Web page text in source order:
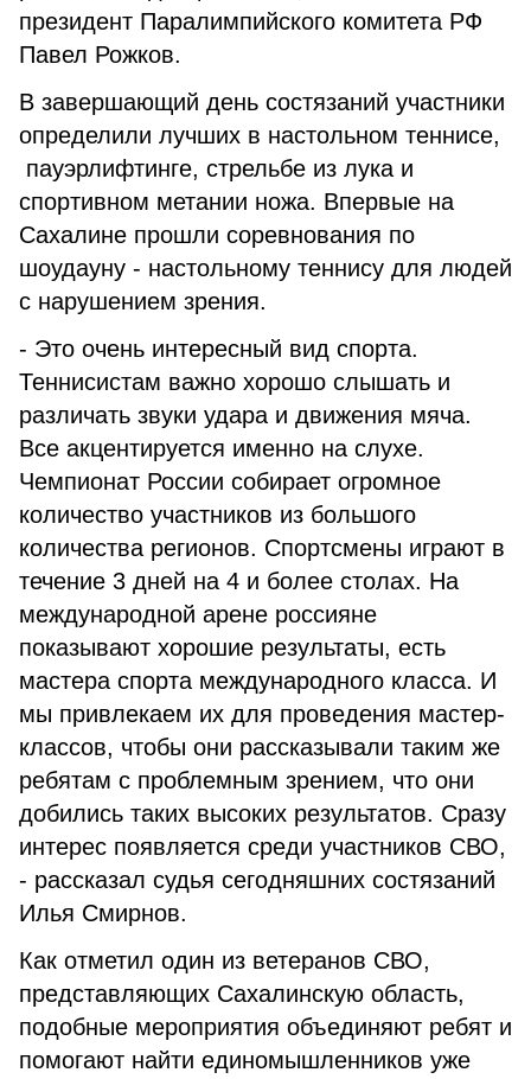
президент Паралимпийского комитета РФ
Павел Рожков.
В завершающий день состязаний участники
определили лучших в настольном теннисе,
пауэрлифтинге, стрельбе из лука и
спортивном метании ножа. Впервые на
Сахалине прошли соревнования по
шоудауну - настольному теннису для людей
с нарушением зрения.
- Это очень интересный вид спорта.
Теннисистам важно хорошо слышать и
различать звуки удара и движения мяча.
Все акцентируется именно на слухе.
Чемпионат России собирает огромное
количество участников из большого
количества регионов. Спортсмены играют в
течение 3 дней на 4 и более столах. На
международной арене россияне
показывают хорошие результаты, есть
мастера спорта международного класса. И
мы привлекаем их для проведения мастер-
классов, чтобы они рассказывали таким же
ребятам с проблемным зрением, что они
добились таких высоких результатов. Сразу
интерес появляется среди участников СВО,
- рассказал судья сегодняшних состязаний
Илья Смирнов.
Как отметил один из ветеранов СВО,
представляющих Сахалинскую область,
подобные мероприятия объединяют ребят и
помогают найти единомышленников уже